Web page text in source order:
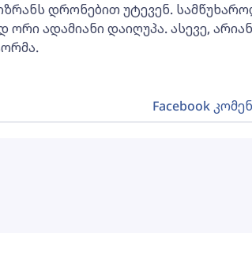
დრონებით უტევენ.
ორი ადამიანი დაიღუპა. ასევე, არიან
Facebook